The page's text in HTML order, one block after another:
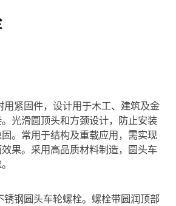
用紧固件，设计用于木工、建筑及金
光滑圆顶头和方颈设计，防止安装
。常用于结构及重载应用，需实现
果。采用高品质材料制造，圆头车
锈钢圆头车轮螺栓。螺栓带圆润顶部